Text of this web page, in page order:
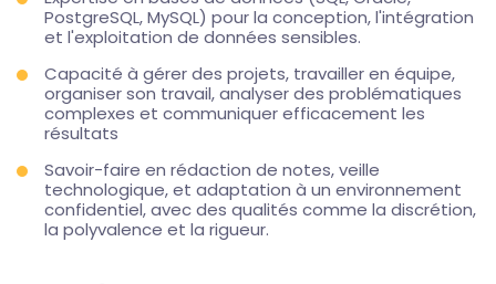
PostgreSQL, MySQL) pour la conception, l'intégration
et l'exploitation de données sensibles.
Capacité à gérer des projets, travailler en équipe,
organiser son travail, analyser des problématiques
complexes et communiquer efficacement les
résultats
Savoir-faire en rédaction de notes, veille
technologique, et adaptation à un environnement
confidentiel, avec des qualités comme la discrétion,
la polyvalence et la rigueur.